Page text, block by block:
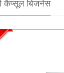
कैप्सूल बिजनेस